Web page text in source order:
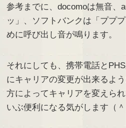
参考までに、docomoは無音、
ッ」、ソフトバンクは「ププ
めに呼び出し音が鳴ります。
それにしても、携帯電話と
にキャリアの変更が出来るよ
方によってキャリアを変えら
いぶ便利になる気がします（＾